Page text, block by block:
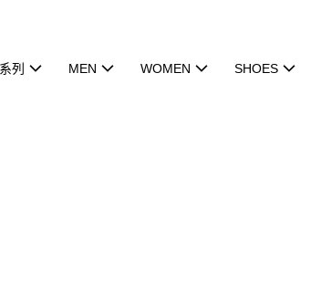
列 MEN WOMEN SHOES